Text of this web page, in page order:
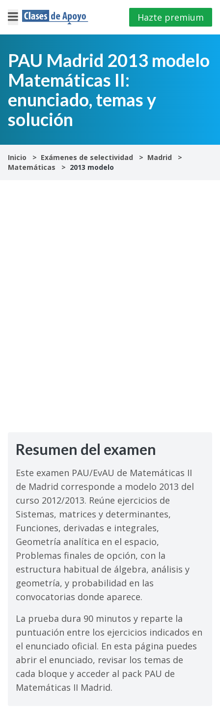
×
Iniciar
sesión
4º
E.S.O
1º
Bachillerato
Hazte premium
PAU Madrid 2013 modelo
Matemáticas II:
enunciado, temas y
solución
Inicio Exámenes de selectividad
Madrid
Matemáticas
2013 modelo
Resumen del examen
Este examen PAU/EvAU de Matemáticas II
de Madrid corresponde a modelo 2013 del
curso 2012/2013. Reúne ejercicios de
Sistemas, matrices y determinantes,
Funciones, derivadas e integrales,
Geometría analítica en el espacio,
Problemas finales de opción, con la
estructura habitual de álgebra, análisis y
geometría, y probabilidad en las
convocatorias donde aparece.
La prueba dura 90 minutos y reparte la
puntuación entre los ejercicios indicados en
el enunciado oficial. En esta página puedes
abrir el enunciado, revisar los temas de
cada bloque y acceder al pack PAU de
Matemáticas II Madrid.